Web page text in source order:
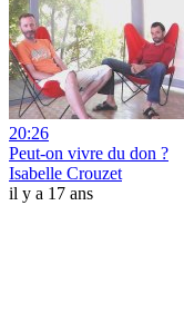
20:26
Peut-on vivre du don ?
Isabelle Crouzet
il y a 17 ans